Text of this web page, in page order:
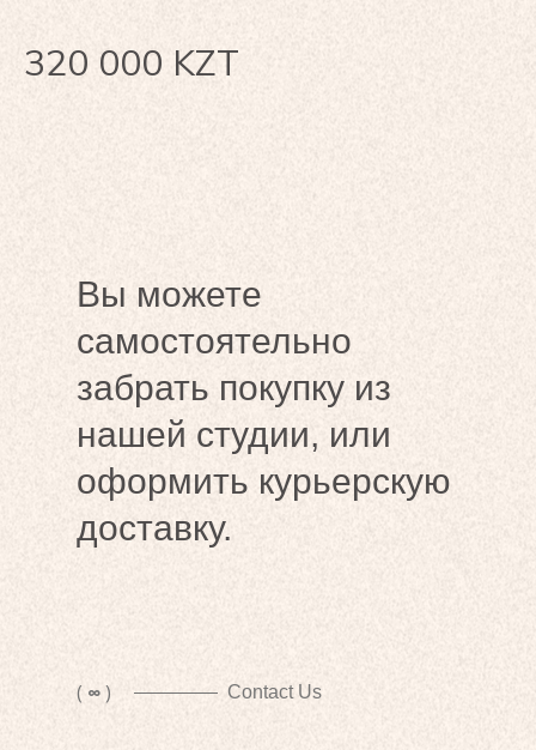
320 000 KZT
Вы можете
самостоятельно
забрать покупку из
нашей студии, или
оформить курьерскую
доставку.
( ∞) Contact Us